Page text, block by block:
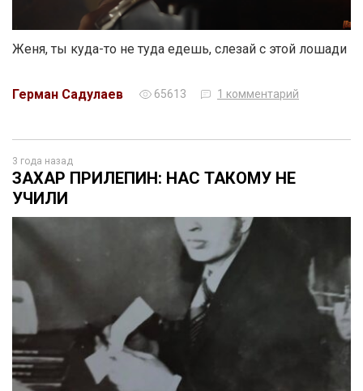
Женя, ты куда-то не туда едешь, слезай с этой лошади
Герман Садулаев 65613 1 комментарий
3 года назад
ЗАХАР ПРИЛЕПИН: НАС ТАКОМУ НЕ
УЧИЛИ